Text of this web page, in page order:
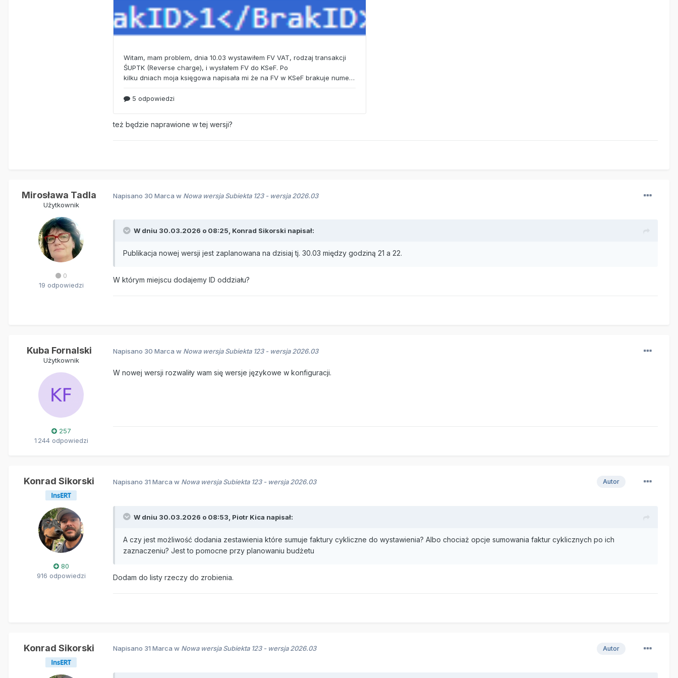
też będzie naprawione w tej wersji?
Mirosława Tadla
Użytkownik
0
19 odpowiedzi
Napisano 30 Marca w Nowa wersja Subiekta 123 - wersja 2026.03
W dniu 30.03.2026 o 08:25, Konrad Sikorski napisał:
Publikacja nowej wersji jest zaplanowana na dzisiaj tj. 30.03 między godziną 21 a 22.
W którym miejscu dodajemy ID oddziału?
Kuba Fornalski
Użytkownik
257
1 244 odpowiedzi
Napisano 30 Marca w Nowa wersja Subiekta 123 - wersja 2026.03
W nowej wersji rozwaliły wam się wersje językowe w konfiguracji.
Konrad Sikorski
80
916 odpowiedzi
Autor
Napisano 31 Marca w Nowa wersja Subiekta 123 - wersja 2026.03
W dniu 30.03.2026 o 08:53, Piotr Kica napisał:
A czy jest możliwość dodania zestawienia które sumuje faktury cykliczne do wystawienia? Albo chociaż opcje sumowania faktur cyklicznych po ich
zaznaczeniu? Jest to pomocne przy planowaniu budżetu
Dodam do listy rzeczy do zrobienia.
Konrad Sikorski Autor
Napisano 31 Marca w Nowa wersja Subiekta 123 - wersja 2026.03